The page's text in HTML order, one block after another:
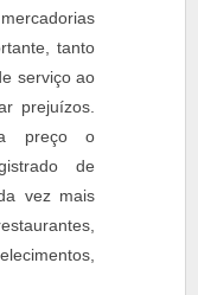
tanto
serviço ao
prejuízos.
preço o
de
vez mais